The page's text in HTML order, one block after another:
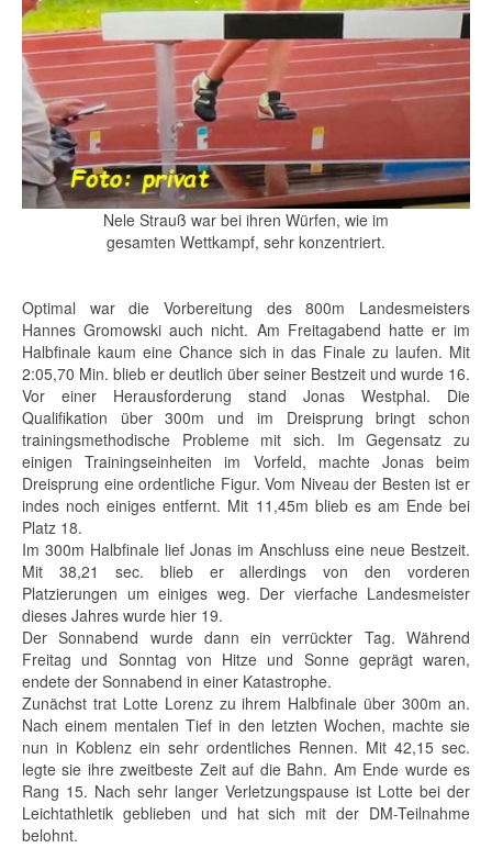
Nele Strauß war bei ihren Würfen, wie im
gesamten Wettkampf, sehr konzentriert.
Optimal war die Vorbereitung des 800m Landesmeisters
Hannes Gromowski auch nicht. Am Freitagabend hatte er im
Halbfinale kaum eine Chance sich in das Finale zu laufen. Mit
2:05,70 Min. blieb er deutlich über seiner Bestzeit und wurde 16.
Vor einer Herausforderung stand Jonas Westphal. Die
Qualifikation über 300m und im Dreisprung bringt schon
trainingsmethodische Probleme mit sich. Im Gegensatz zu
einigen Trainingseinheiten im Vorfeld, machte Jonas beim
Dreisprung eine ordentliche Figur. Vom Niveau der Besten ist er
indes noch einiges entfernt. Mit 11,45m blieb es am Ende bei
Platz 18.
Im 300m Halbfinale lief Jonas im Anschluss eine neue Bestzeit.
Mit 38,21 sec. blieb er allerdings von den vorderen
Platzierungen um einiges weg. Der vierfache Landesmeister
dieses Jahres wurde hier 19.
Der Sonnabend wurde dann ein verrückter Tag. Während
Freitag und Sonntag von Hitze und Sonne geprägt waren,
endete der Sonnabend in einer Katastrophe.
Zunächst trat Lotte Lorenz zu ihrem Halbfinale über 300m an.
Nach einem mentalen Tief in den letzten Wochen, machte sie
nun in Koblenz ein sehr ordentliches Rennen. Mit 42,15 sec.
legte sie ihre zweitbeste Zeit auf die Bahn. Am Ende wurde es
Rang 15. Nach sehr langer Verletzungspause ist Lotte bei der
Leichtathletik geblieben und hat sich mit der DM-Teilnahme
belohnt.